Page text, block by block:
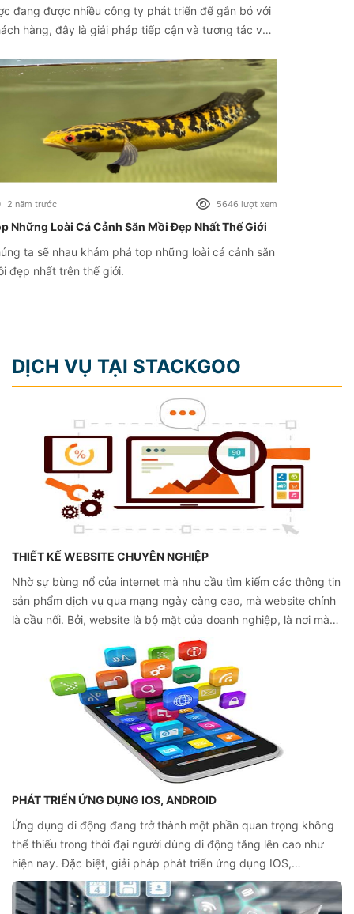
đang được nhiều công ty phát triển để gắn bó với
hàng, đây là giải pháp tiếp cận và tương tác với
khách hàng để phục vụ khách hàng toàn diện nhất.
2 năm trước 5646 lượt xem
Những Loài Cá Cảnh Săn Mồi Đẹp Nhất Thế Giới
ta sẽ nhau khám phá top những loài cá cảnh săn
đẹp nhất trên thế giới.
DỊCH VỤ TẠI STACKGOO
THIẾT KẾ WEBSITE CHUYÊN NGHIỆP
Nhờ sự bùng nổ của internet mà nhu cầu tìm kiếm các thông tin
sản phẩm dịch vụ qua mạng ngày càng cao, mà website chính
là cầu nối. Bởi, website là bộ mặt của doanh nghiệp, là nơi mà
khách hàng có thể nhận diện và biết đến các sản phẩm dịch vụ
của doanh nghiệp và giúp khách hàng nhớ đến bạn dễ dàng.
PHÁT TRIỂN ỨNG DỤNG IOS, ANDROID
Ứng dụng di động đang trở thành một phần quan trọng không
thể thiếu trong thời đại người dùng di động tăng lên cao như
hiện nay. Đặc biệt, giải pháp phát triển ứng dụng IOS,
ANDROID đang dần khẳng định thị phần cao trên thị trường.